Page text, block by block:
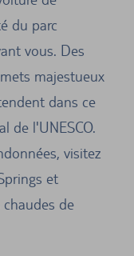
du parc
vous. Des
majestueux
dans ce
de l'UNESCO.
visitez
et
de